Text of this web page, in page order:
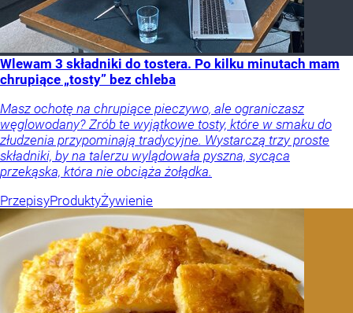
Wlewam 3 składniki do tostera. Po kilku minutach mam
chrupiące „tosty” bez chleba
Masz ochotę na chrupiące pieczywo, ale ograniczasz
węglowodany? Zrób te wyjątkowe tosty, które w smaku do
złudzenia przypominają tradycyjne. Wystarczą trzy proste
składniki, by na talerzu wylądowała pyszna, sycąca
przekąska, która nie obciąża żołądka.
PrzepisyProduktyŻywienie